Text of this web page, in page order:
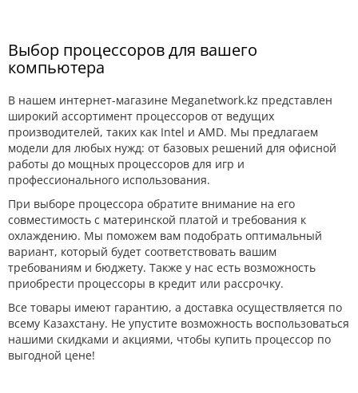
Выбор процессоров для вашего
компьютера
В нашем интернет-магазине Meganetwork.kz представлен
широкий ассортимент процессоров от ведущих
производителей, таких как Intel и AMD. Мы предлагаем
модели для любых нужд: от базовых решений для офисной
работы до мощных процессоров для игр и
профессионального использования.
При выборе процессора обратите внимание на его
совместимость с материнской платой и требования к
охлаждению. Мы поможем вам подобрать оптимальный
вариант, который будет соответствовать вашим
требованиям и бюджету. Также у нас есть возможность
приобрести процессоры в кредит или рассрочку.
Все товары имеют гарантию, а доставка осуществляется по
всему Казахстану. Не упустите возможность воспользоваться
нашими скидками и акциями, чтобы купить процессор по
выгодной цене!